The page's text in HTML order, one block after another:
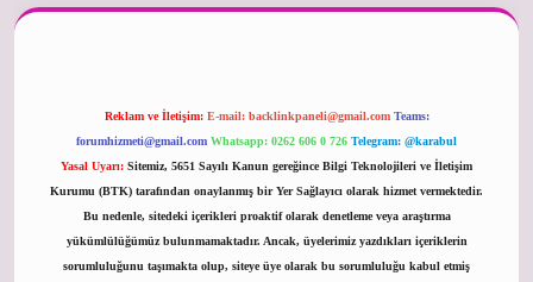
Reklam ve İletişim: E-mail: backlinkpaneli@gmail.com Teams:
forumhizmeti@gmail.com Whatsapp: 0262 606 0 726 Telegram: @karabul
Yasal Uyarı: Sitemiz, 5651 Sayılı Kanun gereğince Bilgi Teknolojileri ve İletişim
Kurumu (BTK) tarafından onaylanmış bir Yer Sağlayıcı olarak hizmet vermektedir.
Bu nedenle, sitedeki içerikleri proaktif olarak denetleme veya araştırma
yükümlülüğümüz bulunmamaktadır. Ancak, üyelerimiz yazdıkları içeriklerin
sorumluluğunu taşımakta olup, siteye üye olarak bu sorumluluğu kabul etmiş